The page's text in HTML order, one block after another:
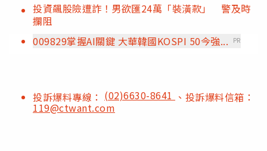
投資飆股險遭詐！男欲匯24萬「裝潢款」 警及時
攔阻
009829掌握AI關鍵 大華韓國KOSPI 50今強...
PR
投訴爆料專線： (02)6630-8641 、投訴爆料信箱：
119@ctwant.com